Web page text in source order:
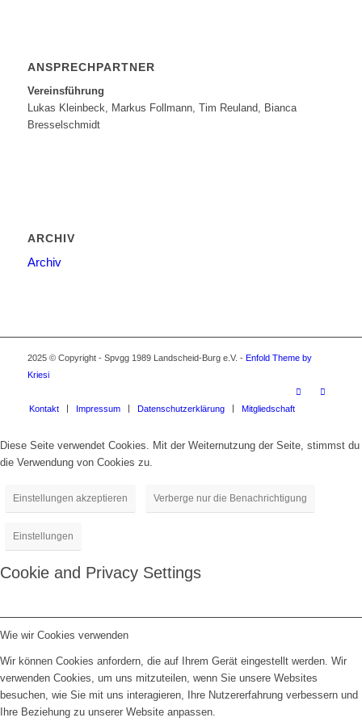
ANSPRECHPARTNER
Vereinsführung
Lukas Kleinbeck, Markus Follmann, Tim Reuland, Bianca
Bresselschmidt
ARCHIV
Archiv
2025 © Copyright - Spvgg 1989 Landscheid-Burg e.V. - Enfold Theme by
Kriesi
Kontakt Impressum Datenschutzerklärung Mitgliedschaft
Diese Seite verwendet Cookies. Mit der Weiternutzung der Seite, stimmst du
die Verwendung von Cookies zu.
Einstellungen akzeptieren Verberge nur die Benachrichtigung
Einstellungen
Cookie and Privacy Settings
Wie wir Cookies verwenden
Wir können Cookies anfordern, die auf Ihrem Gerät eingestellt werden. Wir
verwenden Cookies, um uns mitzuteilen, wenn Sie unsere Websites
besuchen, wie Sie mit uns interagieren, Ihre Nutzererfahrung verbessern und
Ihre Beziehung zu unserer Website anpassen.